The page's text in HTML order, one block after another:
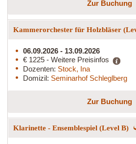
Zur Buchung
Kammerorchester für Holzbläser
06.09.2026 - 13.09.2026
€ 1225 - Weitere Preisinfos
Dozenten: Stock, Ina
Domizil: Seminarhof Schleglberg
Zur Buchung
Klarinette - Ensemblespiel (Level B)